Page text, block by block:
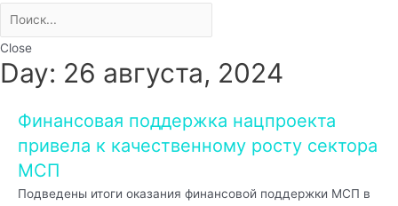
Close
Day: 26 августа, 2024
Финансовая поддержка нацпроекта
привела к качественному росту сектора
МСП
Подведены итоги оказания финансовой поддержки МСП в